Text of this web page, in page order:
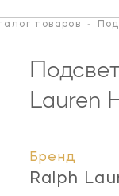
товаров -
Lauren
Бренд
Ralph